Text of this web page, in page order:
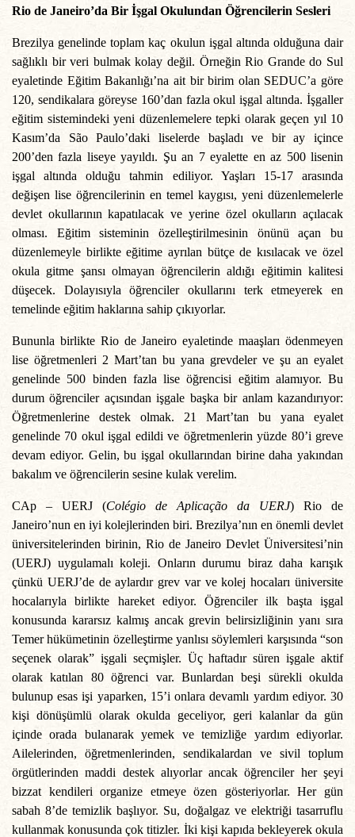
Rio de Janeiro’da Bir İşgal Okulundan Öğrencilerin Sesleri
Brezilya genelinde toplam kaç okulun işgal altında olduğuna dair
sağlıklı bir veri bulmak kolay değil. Örneğin Rio Grande do Sul
eyaletinde Eğitim Bakanlığı’na ait bir birim olan SEDUC’a göre
120, sendikalara göreyse 160’dan fazla okul işgal altında. İşgaller
eğitim sistemindeki yeni düzenlemelere tepki olarak geçen yıl 10
Kasım’da São Paulo’daki liselerde başladı ve bir ay içince
200’den fazla liseye yayıldı. Şu an 7 eyalette en az 500 lisenin
işgal altında olduğu tahmin ediliyor. Yaşları 15-17 arasında
değişen lise öğrencilerinin en temel kaygısı, yeni düzenlemelerle
devlet okullarının kapatılacak ve yerine özel okulların açılacak
olması. Eğitim sisteminin özelleştirilmesinin önünü açan bu
düzenlemeyle birlikte eğitime ayrılan bütçe de kısılacak ve özel
okula gitme şansı olmayan öğrencilerin aldığı eğitimin kalitesi
düşecek. Dolayısıyla öğrenciler okullarını terk etmeyerek en
temelinde eğitim haklarına sahip çıkıyorlar.
Bununla birlikte Rio de Janeiro eyaletinde maaşları ödenmeyen
lise öğretmenleri 2 Mart’tan bu yana grevdeler ve şu an eyalet
genelinde 500 binden fazla lise öğrencisi eğitim alamıyor. Bu
durum öğrenciler açısından işgale başka bir anlam kazandırıyor:
Öğretmenlerine destek olmak. 21 Mart’tan bu yana eyalet
genelinde 70 okul işgal edildi ve öğretmenlerin yüzde 80’i greve
devam ediyor. Gelin, bu işgal okullarından birine daha yakından
bakalım ve öğrencilerin sesine kulak verelim.
CAp – UERJ (Colégio de Aplicação da UERJ) Rio de
Janeiro’nun en iyi kolejlerinden biri. Brezilya’nın en önemli devlet
üniversitelerinden birinin, Rio de Janeiro Devlet Üniversitesi’nin
(UERJ) uygulamalı koleji. Onların durumu biraz daha karışık
çünkü UERJ’de de aylardır grev var ve kolej hocaları üniversite
hocalarıyla birlikte hareket ediyor. Öğrenciler ilk başta işgal
konusunda kararsız kalmış ancak grevin belirsizliğinin yanı sıra
Temer hükümetinin özelleştirme yanlısı söylemleri karşısında “son
seçenek olarak” işgali seçmişler. Üç haftadır süren işgale aktif
olarak katılan 80 öğrenci var. Bunlardan beşi sürekli okulda
bulunup esas işi yaparken, 15’i onlara devamlı yardım ediyor. 30
kişi dönüşümlü olarak okulda geceliyor, geri kalanlar da gün
içinde orada bulanarak yemek ve temizliğe yardım ediyorlar.
Ailelerinden, öğretmenlerinden, sendikalardan ve sivil toplum
örgütlerinden maddi destek alıyorlar ancak öğrenciler her şeyi
bizzat kendileri organize etmeye özen gösteriyorlar. Her gün
sabah 8’de temizlik başlıyor. Su, doğalgaz ve elektriği tasarruflu
kullanmak konusunda çok titizler. İki kişi kapıda bekleyerek okula